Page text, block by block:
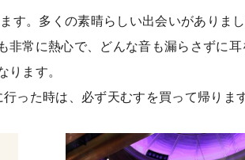
す。多くの素晴らしい出会いがありま
常に熱心で、どんな音も漏らさずに耳
ます。
った時は、必ず天むすを買って帰ります